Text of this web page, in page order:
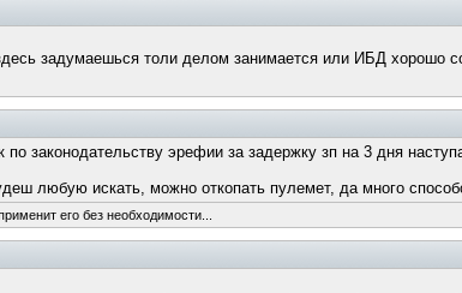
задумаешься толи делом занимается или ИБД хорошо
законодательству эрефии за задержку зп на 3 дня
любую искать, можно откопать пулемет, да много
его без необходимости...